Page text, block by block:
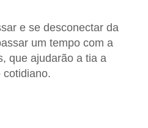
e se desconectar da
um tempo com a
que ajudarão a tia a
cotidiano.